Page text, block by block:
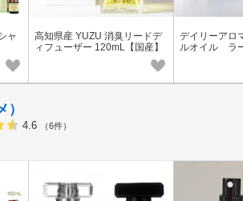
ャ
高知県産 YUZU 消臭リードデ
ィフューザー 120mL【国産】
【日本製】 【柚子】 【ゆず】
デイリーアロ
ルオイル ラ
4.6 （6件）